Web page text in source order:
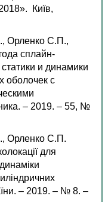
Київ,
Орленко С.П.,
сплайн-
и динамики
оболочек с
– 2019. – 55, №
Орленко С.П.
для
– 2019. – № 8. –